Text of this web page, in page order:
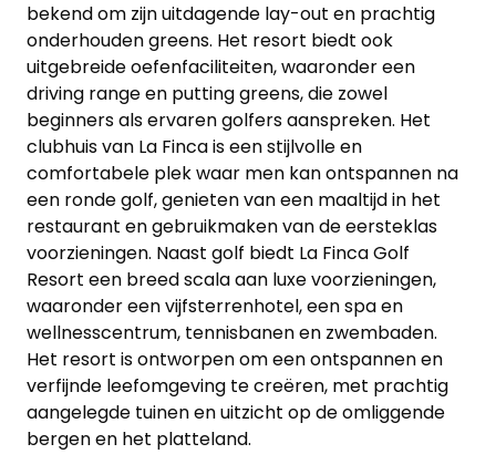
bekend om zijn uitdagende lay-out en prachtig
onderhouden greens. Het resort biedt ook
uitgebreide oefenfaciliteiten, waaronder een
driving range en putting greens, die zowel
beginners als ervaren golfers aanspreken. Het
clubhuis van La Finca is een stijlvolle en
comfortabele plek waar men kan ontspannen na
een ronde golf, genieten van een maaltijd in het
restaurant en gebruikmaken van de eersteklas
voorzieningen. Naast golf biedt La Finca Golf
Resort een breed scala aan luxe voorzieningen,
waaronder een vijfsterrenhotel, een spa en
wellnesscentrum, tennisbanen en zwembaden.
Het resort is ontworpen om een ontspannen en
verfijnde leefomgeving te creëren, met prachtig
aangelegde tuinen en uitzicht op de omliggende
bergen en het platteland.